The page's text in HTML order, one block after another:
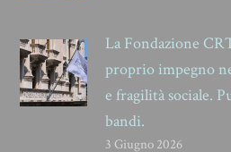
La Fondazione
proprio impegno
e fragilità sociale.
bandi.
3 Giugno 2026